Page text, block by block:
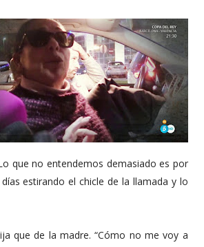
que no entendemos demasiado es por
estirando el chicle de la llamada y lo
que de la madre. “Cómo no me voy a